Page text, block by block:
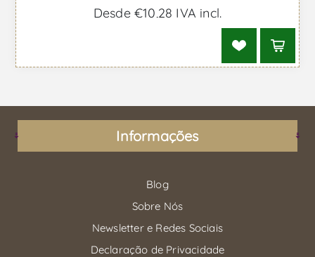
Desde €10,28 IVA incl.
Informações
Blog
Sobre Nós
Newsletter e Redes Sociais
Declaração de Privacidade